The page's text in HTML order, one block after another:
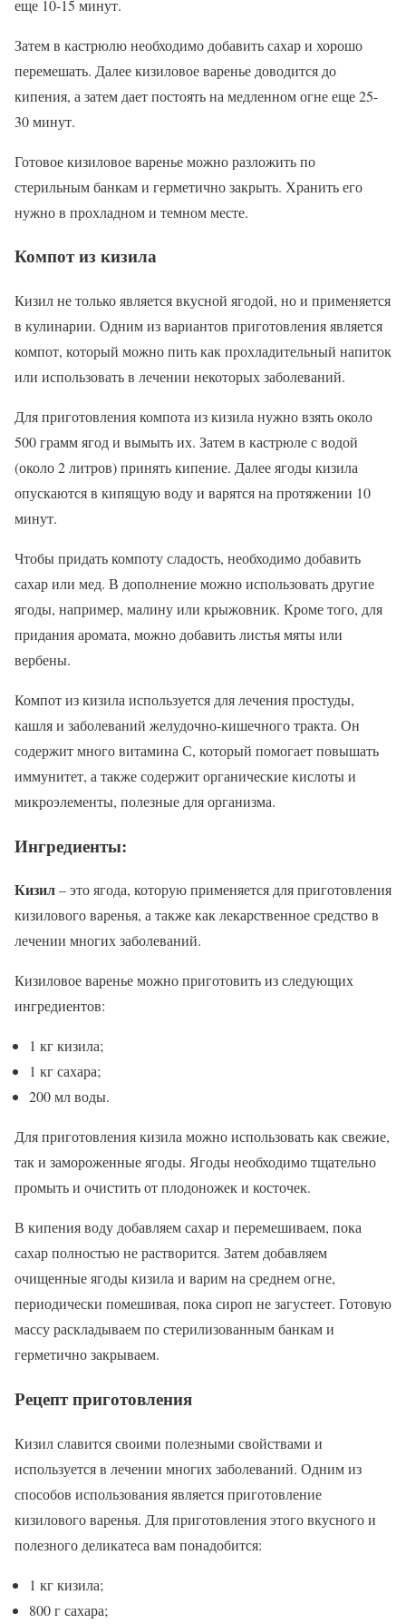
еще 10-15 минут.
Затем в кастрюлю необходимо добавить сахар и хорошо
перемешать. Далее кизиловое варенье доводится до
кипения, а затем дает постоять на медленном огне еще 25-
30 минут.
Готовое кизиловое варенье можно разложить по
стерильным банкам и герметично закрыть. Хранить его
нужно в прохладном и темном месте.
Компот из кизила
Кизил не только является вкусной ягодой, но и применяется
в кулинарии. Одним из вариантов приготовления является
компот, который можно пить как прохладительный напиток
или использовать в лечении некоторых заболеваний.
Для приготовления компота из кизила нужно взять около
500 грамм ягод и вымыть их. Затем в кастрюле с водой
(около 2 литров) принять кипение. Далее ягоды кизила
опускаются в кипящую воду и варятся на протяжении 10
минут.
Чтобы придать компоту сладость, необходимо добавить
сахар или мед. В дополнение можно использовать другие
ягоды, например, малину или крыжовник. Кроме того, для
придания аромата, можно добавить листья мяты или
вербены.
Компот из кизила используется для лечения простуды,
кашля и заболеваний желудочно-кишечного тракта. Он
содержит много витамина С, который помогает повышать
иммунитет, а также содержит органические кислоты и
микроэлементы, полезные для организма.
Ингредиенты:
Кизил– это ягода, которую применяется для приготовления
кизилового варенья, а также как лекарственное средство в
лечении многих заболеваний.
Кизиловое варенье можно приготовить из следующих
ингредиентов:
1 кг кизила;
1 кг сахара;
200 мл воды.
Для приготовления кизила можно использовать как свежие,
так и замороженные ягоды. Ягоды необходимо тщательно
промыть и очистить от плодоножек и косточек.
В кипения воду добавляем сахар и перемешиваем, пока
сахар полностью не растворится. Затем добавляем
очищенные ягоды кизила и варим на среднем огне,
периодически помешивая, пока сироп не загустеет. Готовую
массу раскладываем по стерилизованным банкам и
герметично закрываем.
Рецепт приготовления
Кизил славится своими полезными свойствами и
используется в лечении многих заболеваний. Одним из
способов использования является приготовление
кизилового варенья. Для приготовления этого вкусного и
полезного деликатеса вам понадобится:
1 кг кизила;
800 г сахара;